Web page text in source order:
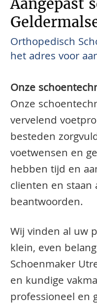
Orthopedisch
het adres voor
Onze
Onze
vervelend
besteden
voetwensen en
hebben tijd en
clienten en staan
beantwoorden.
Wij vinden al uw
klein, even
Schoenmaker
en kundige
professioneel en